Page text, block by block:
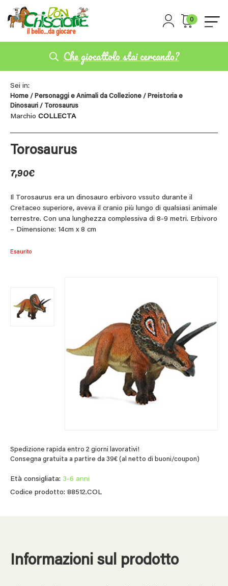
0
Che giocattolo stai cercando?
Sei in:
Home / Personaggi e Animali da Collezione / Preistoria e
Dinosauri / Torosaurus
Marchio COLLECTA
Torosaurus
7,90€
Il Torosaurus era un dinosauro erbivoro vssuto durante il
Cretaceo superiore, aveva il cranio più lungo di qualsiasi animale
terrestre. Con una lunghezza complessiva di 8-9 metri. Erbivoro
– Dimensione: 14cm x 8 cm
Esaurito
Spedizione rapida entro 2 giorni lavorativi!
Consegna gratuita a partire da 39€ (al netto di buoni/coupon)
Età consigliata: 3-6 anni
Codice prodotto: 88512.COL
Informazioni sul prodotto